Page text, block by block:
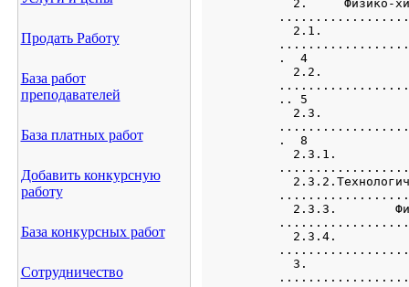
Продать Работу
База работ
преподавателей
База платных работ
Добавить конкурсную
работу
База конкурсных работ
Сотрудничество